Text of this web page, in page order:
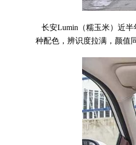
长安Lumin（糯玉米）近半
种配色，辨识度拉满，颜值